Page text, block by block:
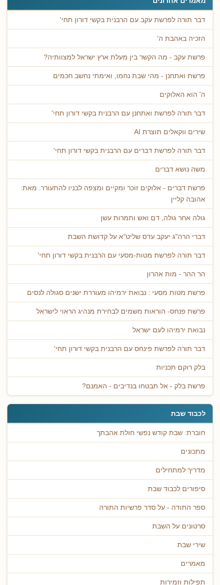
דבר תורה לפרשת עקב עם הרבנית בקשי דורון תחי'
הזכיה באהבת ה'
פרשת עקב - מה הקשר בין מעלת ארץ ישראל למצוותיה?
פרשת ואתחנן - מהי שבת נחמו, ואימתי נחשב חכמים
ה' הוא האלוקים
דבר תורה לפרשת ואתחנן עם הרבנית בקשי דורון תחי'
שירים ווקאלים תוצרת AI
דבר תורה לפרשת דברים עם הרבנית בקשי דורון תחי'
משה נושא דברים
פרשת דברים - אלוקים זוכר ומקיים ומצפה לבניו להתעורר. מאת:
אהובה קליין
גולה אחר גולה, דם ואש ותמרות עשן
דברי הרה"ג יעקב עדס שליט"א על קדושת השבת
דבר תורה לפרשת מטות-מסעי עם הרבנית בקשי דורון תחי'
הר ההר - מות אהרון
פרשת מטות מסעי : נבואת ירמיהו מעוררת ישנים סגולה לנסים
פרשת פנחס- הוראות משמים לבחירת מנהיג הראוי לישראל
נבואת ירמיהו לעם ישראל
דבר תורה לפרשת פינחס עם הרבנית בקשי דורון תחי'
בלק רוקם תכניות
פרשת בלק - אל תבטחו בנדיבים - האמנם?
לכבוד שבת
חוברת: שבת קודש נפשי חולת אהבתך
מתכונים
מדריך למתחילים
סיפורים לכבוד שבת
ספר התודה - על סדר פרשיות התורה
סרטונים על השבת
שירי שבת
מאמרים
תפילות וזמירות